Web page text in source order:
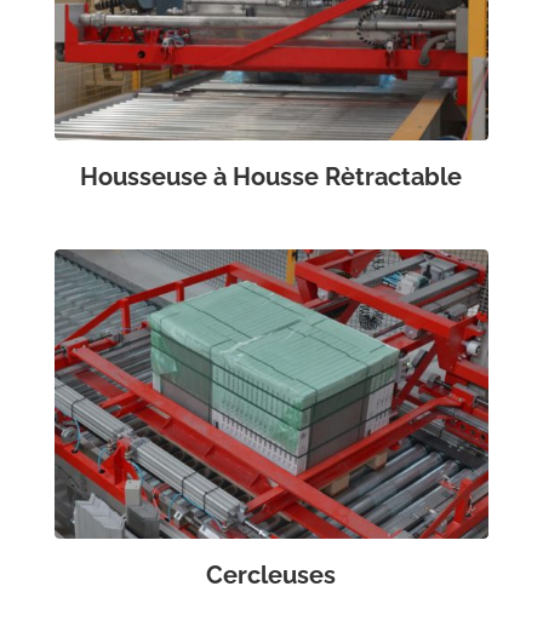
Housseuse à Housse Rètractable
Cercleuses